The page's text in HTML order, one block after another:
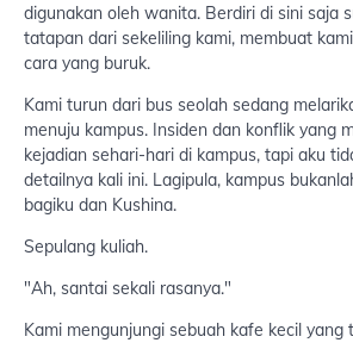
digunakan oleh wanita. Berdiri di sini saja
tatapan dari sekeliling kami, membuat
cara yang buruk.
Kami turun dari bus seolah sedang
menuju kampus. Insiden dan konflik yang
kejadian sehari-hari di kampus, tapi aku
detailnya kali ini. Lagipula, kampus
bagiku dan Kushina.
Sepulang kuliah.
"Ah, santai sekali rasanya."
Kami mengunjungi sebuah kafe kecil yang